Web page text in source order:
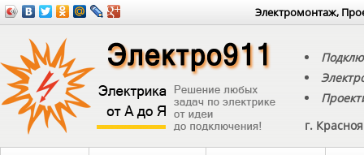
Электромонтаж,
г.